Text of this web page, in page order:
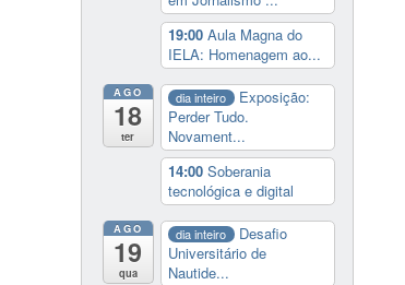
19:00 Aula Magna do
IELA: Homenagem ao...
AGO
18
ter
dia inteiro
Exposição:
Perder Tudo.
Novament...
14:00 Soberania
tecnológica e digital
AGO
19
qua
dia inteiro
Desafio
Universitário de
Nautide...